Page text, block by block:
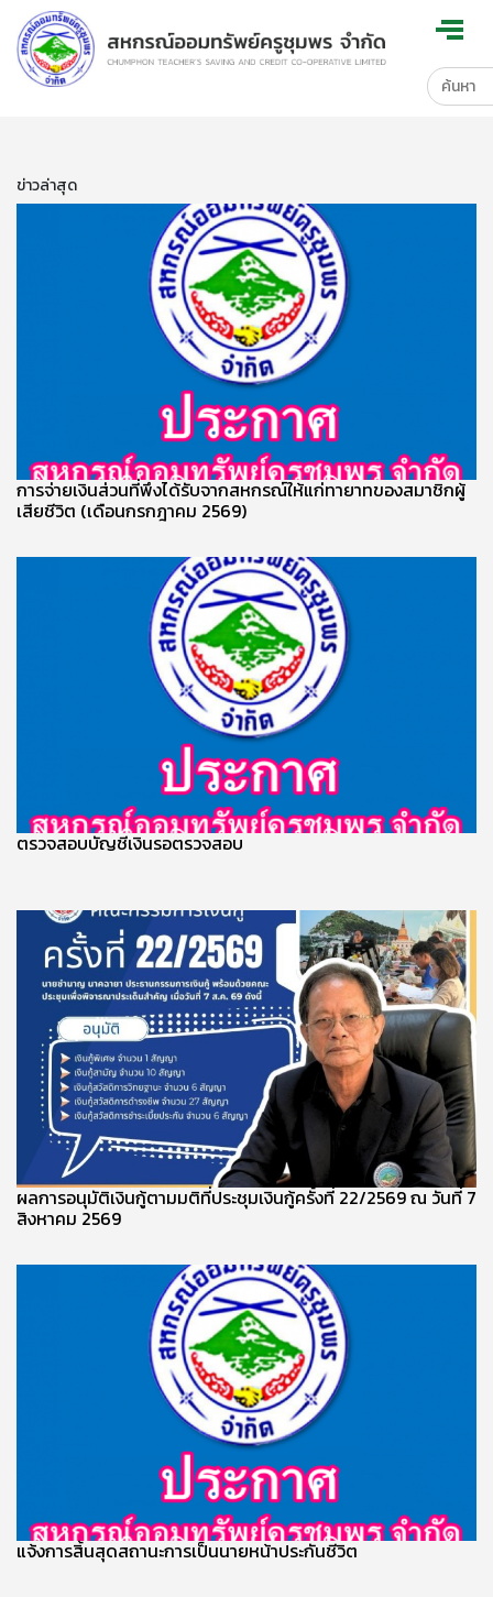
ข่าวล่าสุด
การจ่ายเงินส่วนที่พึงได้รับจากสหกรณ์ให้แก่ทายาทของสมาชิกผู้
เสียชีวิต (เดือนกรกฎาคม 2569)
ตรวจสอบบัญชีเงินรอตรวจสอบ
ผลการอนุมัติเงินกู้ตามมติที่ประชุมเงินกู้ครั้งที่ 22/2569 ณ วันที่ 7
สิงหาคม 2569
แจ้งการสิ้นสุดสถานะการเป็นนายหน้าประกันชีวิต